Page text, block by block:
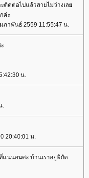
ติดต่อไปแล้วสายไม่ว่างเล
ค่ะ
าพันธ์ 2559 11:55:47 น.
น.
20:40:01 น.
น่นอนค่ะ บ้านเราอยู่พิกัด